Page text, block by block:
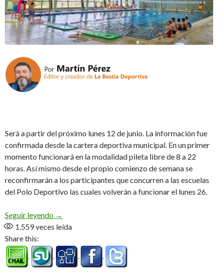
Será a partir del próximo lunes 12 de junio. La información fue
confirmada desde la cartera deportiva municipal. En un primer
momento funcionará en la modalidad pileta libre de 8 a 22
horas. Así mismo desde el propio comienzo de semana se
reconfirmarán a los participantes que concurren a las escuelas
del Polo Deportivo las cuales volverán a funcionar el lunes 26.
Seguir leyendo Reabre el natatorio municipal «Héroes de
→
1.559veces leída
Share this: